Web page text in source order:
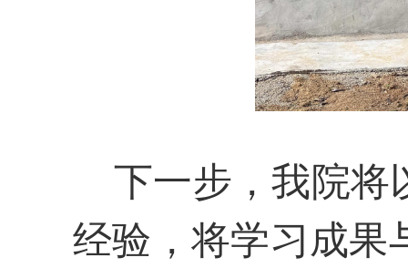
下一步，我院将
经验，将学习成果